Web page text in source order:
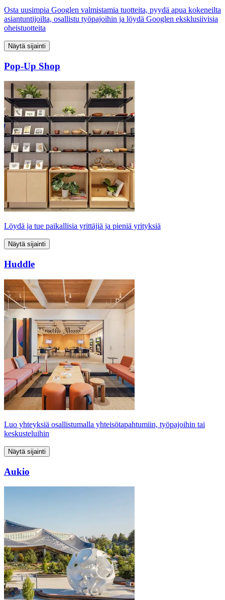
Osta uusimpia Googlen valmistamia tuotteita, pyydä apua kokeneilta
asiantuntijoilta, osallistu työpajoihin ja löydä Googlen eksklusiivisia
oheistuotteita
Näytä sijainti
Pop-Up Shop
Löydä ja tue paikallisia yrittäjiä ja pieniä yrityksiä
Näytä sijainti
Huddle
Luo yhteyksiä osallistumalla yhteisötapahtumiin, työpajoihin tai
keskusteluihin
Näytä sijainti
Aukio